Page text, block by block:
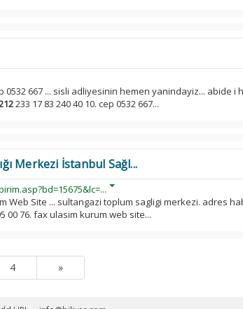
0532 667 ... sisli adliyesinin hemen yanindayiz... abide
233 17 83 240 40 10. cep 0532 667...
Merkezi İstanbul Sağl...
Web Site ... sultangazi toplum sagligi merkezi. adres
00 76. fax ulasim kurum web site...
4 »